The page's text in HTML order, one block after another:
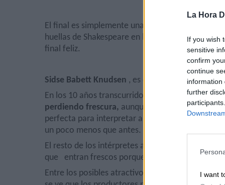
La Hora
If you wish
sensitive
confirm
continue
information
further
I want
El final es simplemente una manera de salir del
huellas de Shakespeare en las tres temporadas
final feliz.
Sidse Babett Knudsen , es quizás la principal
En los 10 años transcurridos entre una y otra
perdiendo frescura, aunque no capacidad
perfecta para interpretar a una
ministra de
un poco menos que antes.
El resto de los intérpretes andan escasos de
que
entran frescos porque tampoco aportan
Entre los posibles atractivos de Borgen 2